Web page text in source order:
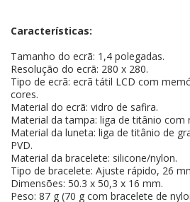
Características:
Tamanho do ecrã: 1,4 polegadas.
Resolução do ecrã: 280 x 280.
Tipo de ecrã: ecrã tátil LCD com
cores.
Material do ecrã: vidro de safira.
Material da tampa: liga de titânio com
Material da luneta: liga de titânio de
PVD.
Material da bracelete: silicone/nylon.
Tipo de bracelete: Ajuste rápido, 26
Dimensões: 50.3 x 50,3 x 16 mm.
Peso: 87 g (70 g com bracelete de